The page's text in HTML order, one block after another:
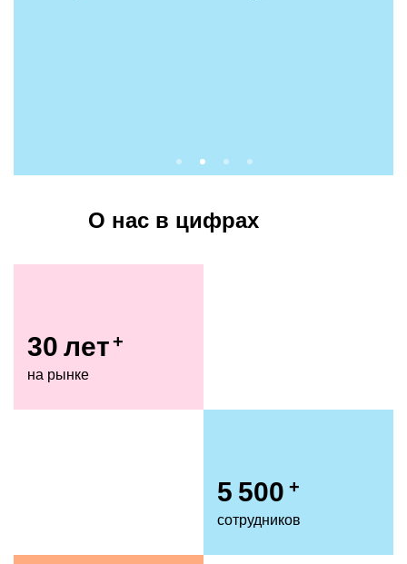
О нас в цифрах
30 лет+
на рынке
5 500+
сотрудников